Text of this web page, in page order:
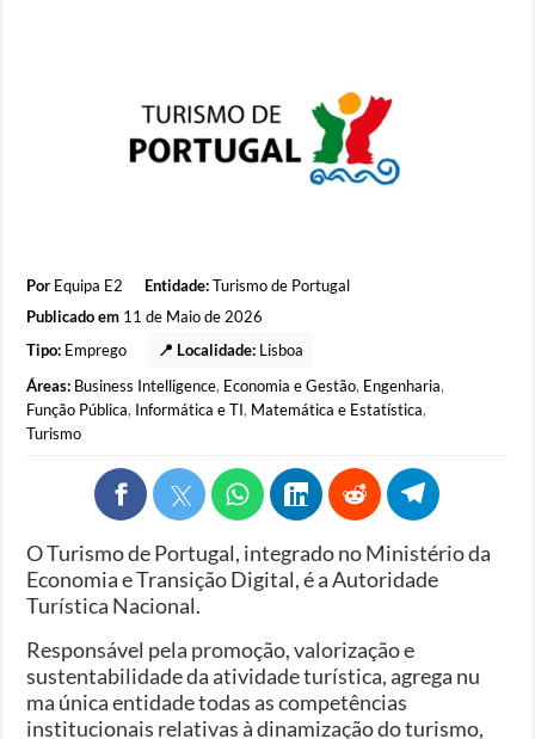
Por Equipa E2 Entidade:Turismo de Portugal
Publicado em 11 de Maio de 2026
Tipo: Emprego 📍 Localidade: Lisboa
Áreas: Business Intelligence, Economia e Gestão, Engenharia,
Função Pública, Informática e TI, Matemática e Estatística,
Turismo
O Turismo de Portugal, integrado no Ministério da
Economia e Transição Digital, é a Autoridade
Turística Nacional.​​​​​​​​​​​​​​​​​
Responsável pela promoção, valorização e
sustentabilidade da atividade turística, agrega nu​
ma única entidade todas as competências
institucionais relativas à dinamização do turismo,